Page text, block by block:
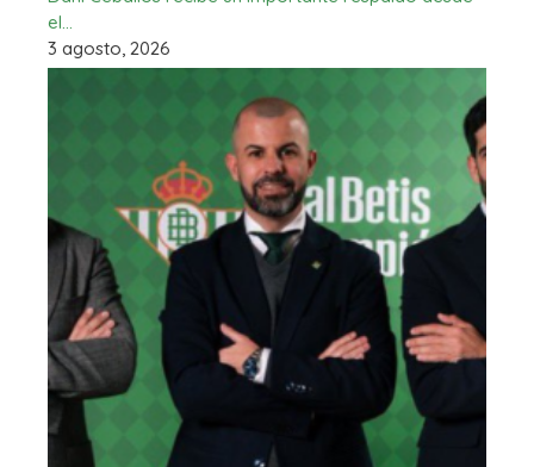
el…
3 agosto, 2026